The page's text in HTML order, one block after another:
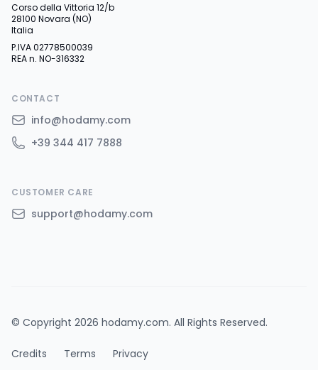
Corso della Vittoria 12/b
28100 Novara (NO)
Italia
P.IVA 02778500039
REA n. NO-316332
CONTACT
info@hodamy.com
+39 344 417 7888
CUSTOMER CARE
support@hodamy.com
© Copyright 2026 hodamy.com. All Rights Reserved.
Credits Terms Privacy